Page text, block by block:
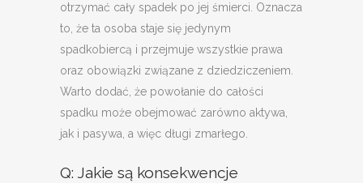
otrzymać cały spadek po jej śmierci. Oznacza
to, że ta osoba staje się jedynym
spadkobiercą i przejmuje wszystkie prawa
oraz obowiązki związane z dziedziczeniem.
Warto dodać, że powołanie do całości
spadku może obejmować zarówno aktywa,
jak i pasywa, a więc długi zmarłego.
Q: Jakie są konsekwencje